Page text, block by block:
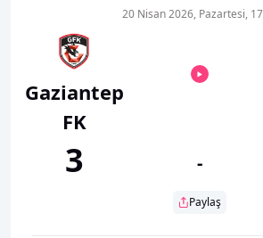
Gaziantep
FK
3
20 Nisan 2026, Pazartesi,
-
Paylaş